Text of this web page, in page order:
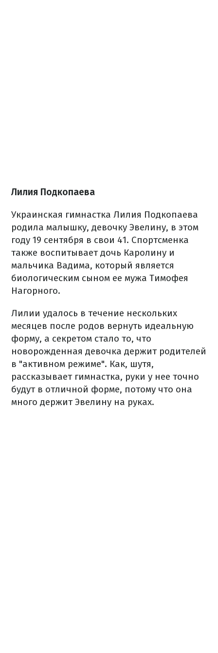
Лилия Подкопаева
Украинская гимнастка Лилия Подкопаева
родила малышку, девочку Эвелину, в этом
году 19 сентября в свои 41. Спортсменка
также воспитывает дочь Каролину и
мальчика Вадима, который является
биологическим сыном ее мужа Тимофея
Нагорного.
Лилии удалось в течение нескольких
месяцев после родов вернуть идеальную
форму, а секретом стало то, что
новорожденная девочка держит родителей
в "активном режиме". Как, шутя,
рассказывает гимнастка, руки у нее точно
будут в отличной форме, потому что она
много держит Эвелину на руках.